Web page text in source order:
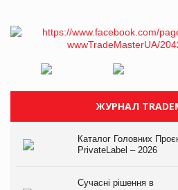
ЖУРНАЛ
Каталог Головних
PrivateLabel – 2026
Сучасні рішення в